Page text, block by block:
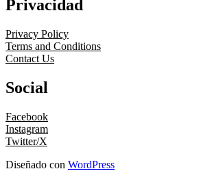
Privacidad
Privacy Policy
Terms and Conditions
Contact Us
Social
Facebook
Instagram
Twitter/X
Diseñado con WordPress